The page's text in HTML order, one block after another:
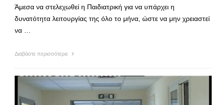
Άμεσα να στελεχωθεί η Παιδιατρική για να υπάρχει η
δυνατότητα λειτουργίας της όλο το μήνα, ώστε να μην χρειαστεί
να …
Διαβάστε περισσότερα